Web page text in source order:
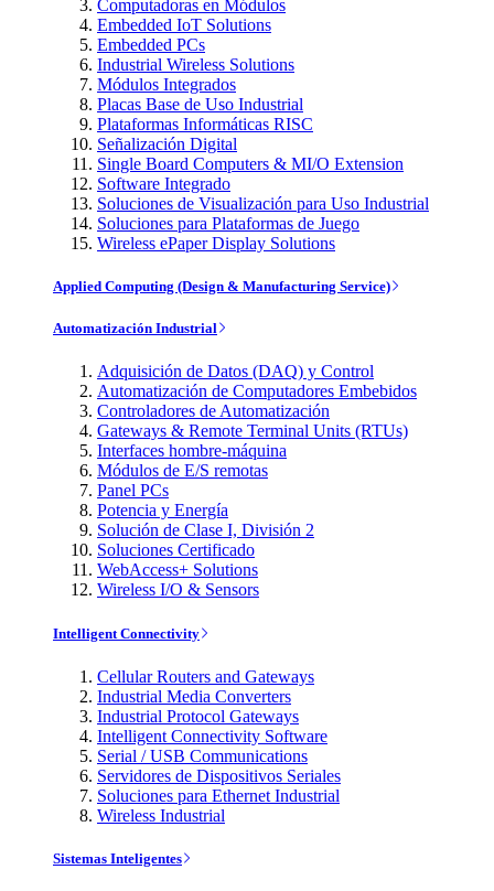
Computadoras en Módulos
Embedded IoT Solutions
Embedded PCs
Industrial Wireless Solutions
Módulos Integrados
Placas Base de Uso Industrial
Plataformas Informáticas RISC
Señalización Digital
Single Board Computers & MI/O Extension
Software Integrado
Soluciones de Visualización para Uso Industrial
Soluciones para Plataformas de Juego
Wireless ePaper Display Solutions
Applied Computing (Design & Manufacturing Service)
Automatización Industrial
Adquisición de Datos (DAQ) y Control
Automatización de Computadores Embebidos
Controladores de Automatización
Gateways & Remote Terminal Units (RTUs)
Interfaces hombre-máquina
Módulos de E/S remotas
Panel PCs
Potencia y Energía
Solución de Clase I, División 2
Soluciones Certificado
WebAccess+ Solutions
Wireless I/O & Sensors
Intelligent Connectivity
Cellular Routers and Gateways
Industrial Media Converters
Industrial Protocol Gateways
Intelligent Connectivity Software
Serial / USB Communications
Servidores de Dispositivos Seriales
Soluciones para Ethernet Industrial
Wireless Industrial
Sistemas Inteligentes